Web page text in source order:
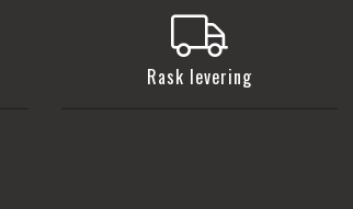
Rask levering